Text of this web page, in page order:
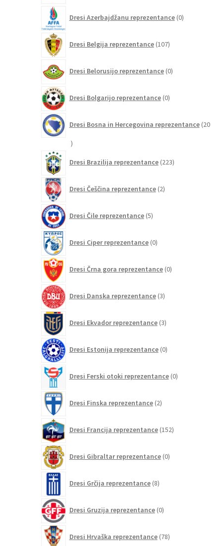
Dresi Azerbajdžanu reprezentance 0izdelkov
Dresi Belgija reprezentance 107izdelkov
Dresi Belorusijo reprezentance 0izdelkov
Dresi Bolgarijo reprezentance 0izdelkov
Dresi Bosna in Hercegovina reprezentance 20
20
Dresi Brazilija reprezentance 223izdelkov
Dresi Češčina reprezentance 2izdelka
Dresi Čile reprezentance 5izdelkov
Dresi Ciper reprezentance 0izdelkov
Dresi Črna gora reprezentance 0izdelkov
Dresi Danska reprezentance 3izdelki
Dresi Ekvador reprezentance 3izdelki
Dresi Estonija reprezentance 0izdelkov
Dresi Ferski otoki reprezentance 0izdelkov
Dresi Finska reprezentance 2izdelka
Dresi Francija reprezentance 152izdelkov
Dresi Gibraltar reprezentance 0izdelkov
Dresi Grčija reprezentance 8izdelkov
Dresi Gruzija reprezentance 0izdelkov
Dresi Hrvaška reprezentance 78izdelkov